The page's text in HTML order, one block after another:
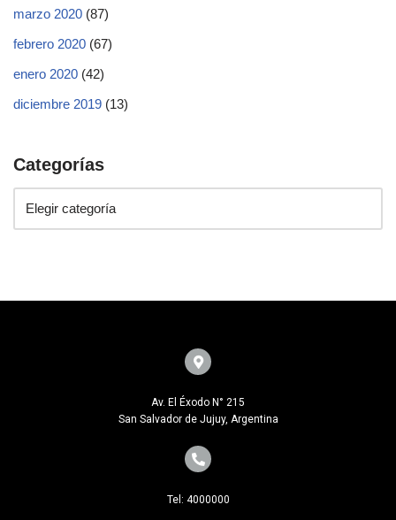
marzo 2020 (87)
febrero 2020 (67)
enero 2020 (42)
diciembre 2019 (13)
Categorías
Av. El Éxodo N° 215
San Salvador de Jujuy, Argentina
Tel: 4000000